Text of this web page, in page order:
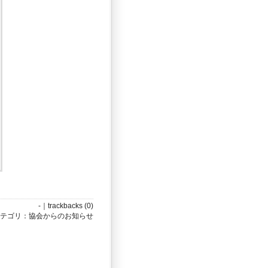
-｜ trackbacks (0)
ゴリ： 協会からのお知らせ